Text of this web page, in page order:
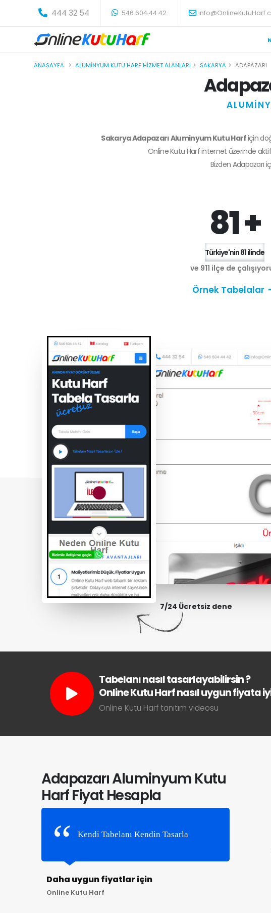
444 32 54 546 604 44 42
ANASAYFA ALUMINYUM KUTU HARF HIZMET ALANLARI SAKARYA ADAPAZARI
Sakarya Adapazarı Aluminyum Kutu Harfiçin
Online Kutu Harf internet üzerinde
Bizden Adapazarı
81 +
Türkiye'nin 81 ilinde
ve 911 ilçe de
Örnek Tabelalar
7/24 Ücretsiz dene
Tabelanı nasıl tasarlayabilirsin ?
Online Kutu Harf nasıl uygun fiyata
Online Kutu Harf tanıtım videosu
Adapazarı Aluminyum Kutu
Harf Fiyat Hesapla
Kendi Tabelanı Kendin Tasarla
Daha uygun fiyatlar için
Online Kutu Harf